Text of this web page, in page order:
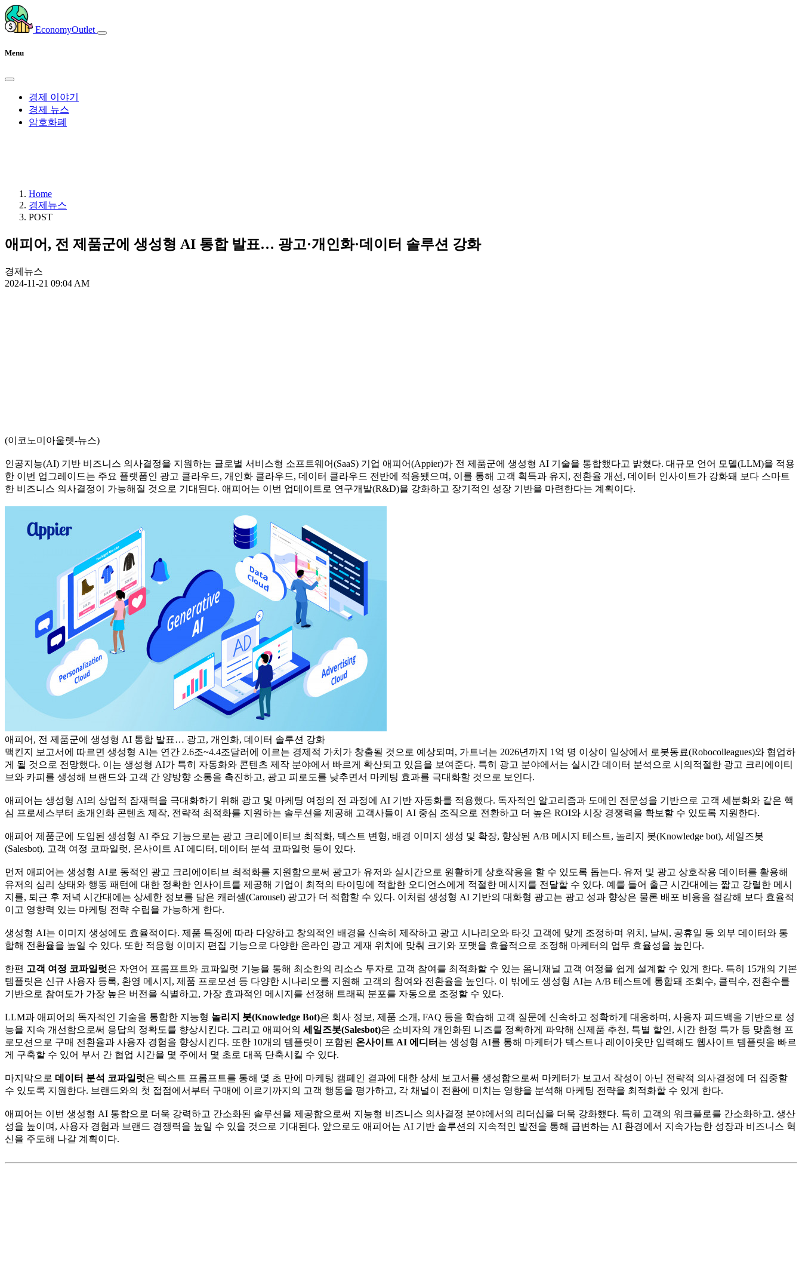
EconomyOutlet
Menu
경제 이야기
경제 뉴스
암호화폐
Home
경제뉴스
POST
애피어, 전 제품군에 생성형 AI 통합 발표… 광고·개인화·데이터 솔루션 강화
경제뉴스
2024-11-21 09:04 AM
(이코노미아울렛-뉴스)
인공지능(AI) 기반 비즈니스 의사결정을 지원하는 글로벌 서비스형 소프트웨어(SaaS) 기업 애피어(Appier)가 전 제품군에 생성형 AI 기술을 통합했다고 밝혔다. 대규모 언어 모델(LLM)을 적용
한 이번 업그레이드는 주요 플랫폼인 광고 클라우드, 개인화 클라우드, 데이터 클라우드 전반에 적용됐으며, 이를 통해 고객 획득과 유지, 전환율 개선, 데이터 인사이트가 강화돼 보다 스마트
한 비즈니스 의사결정이 가능해질 것으로 기대된다. 애피어는 이번 업데이트로 연구개발(R&D)을 강화하고 장기적인 성장 기반을 마련한다는 계획이다.
애피어, 전 제품군에 생성형 AI 통합 발표… 광고, 개인화, 데이터 솔루션 강화
맥킨지 보고서에 따르면 생성형 AI는 연간 2.6조~4.4조달러에 이르는 경제적 가치가 창출될 것으로 예상되며, 가트너는 2026년까지 1억 명 이상이 일상에서 로봇동료(Robocolleagues)와 협업하
게 될 것으로 전망했다. 이는 생성형 AI가 특히 자동화와 콘텐츠 제작 분야에서 빠르게 확산되고 있음을 보여준다. 특히 광고 분야에서는 실시간 데이터 분석으로 시의적절한 광고 크리에이티
브와 카피를 생성해 브랜드와 고객 간 양방향 소통을 촉진하고, 광고 피로도를 낮추면서 마케팅 효과를 극대화할 것으로 보인다.
애피어는 생성형 AI의 상업적 잠재력을 극대화하기 위해 광고 및 마케팅 여정의 전 과정에 AI 기반 자동화를 적용했다. 독자적인 알고리즘과 도메인 전문성을 기반으로 고객 세분화와 같은 핵
심 프로세스부터 초개인화 콘텐츠 제작, 전략적 최적화를 지원하는 솔루션을 제공해 고객사들이 AI 중심 조직으로 전환하고 더 높은 ROI와 시장 경쟁력을 확보할 수 있도록 지원한다.
애피어 제품군에 도입된 생성형 AI 주요 기능으로는 광고 크리에이티브 최적화, 텍스트 변형, 배경 이미지 생성 및 확장, 향상된 A/B 메시지 테스트, 놀리지 봇(Knowledge bot), 세일즈봇
(Salesbot), 고객 여정 코파일럿, 온사이트 AI 에디터, 데이터 분석 코파일럿 등이 있다.
먼저 애피어는 생성형 AI로 동적인 광고 크리에이티브 최적화를 지원함으로써 광고가 유저와 실시간으로 원활하게 상호작용을 할 수 있도록 돕는다. 유저 및 광고 상호작용 데이터를 활용해
유저의 심리 상태와 행동 패턴에 대한 정확한 인사이트를 제공해 기업이 최적의 타이밍에 적합한 오디언스에게 적절한 메시지를 전달할 수 있다. 예를 들어 출근 시간대에는 짧고 강렬한 메시
지를, 퇴근 후 저녁 시간대에는 상세한 정보를 담은 캐러셀(Carousel) 광고가 더 적합할 수 있다. 이처럼 생성형 AI 기반의 대화형 광고는 광고 성과 향상은 물론 배포 비용을 절감해 보다 효율적
이고 영향력 있는 마케팅 전략 수립을 가능하게 한다.
생성형 AI는 이미지 생성에도 효율적이다. 제품 특징에 따라 다양하고 창의적인 배경을 신속히 제작하고 광고 시나리오와 타깃 고객에 맞게 조정하며 위치, 날씨, 공휴일 등 외부 데이터와 통
합해 전환율을 높일 수 있다. 또한 적응형 이미지 편집 기능으로 다양한 온라인 광고 게재 위치에 맞춰 크기와 포맷을 효율적으로 조정해 마케터의 업무 효율성을 높인다.
한편 고객 여정 코파일럿은 자연어 프롬프트와 코파일럿 기능을 통해 최소한의 리소스 투자로 고객 참여를 최적화할 수 있는 옴니채널 고객 여정을 쉽게 설계할 수 있게 한다. 특히 15개의 기본
템플릿은 신규 사용자 등록, 환영 메시지, 제품 프로모션 등 다양한 시나리오를 지원해 고객의 참여와 전환율을 높인다. 이 밖에도 생성형 AI는 A/B 테스트에 통합돼 조회수, 클릭수, 전환수를
기반으로 참여도가 가장 높은 버전을 식별하고, 가장 효과적인 메시지를 선정해 트래픽 분포를 자동으로 조정할 수 있다.
LLM과 애피어의 독자적인 기술을 통합한 지능형 놀리지 봇(Knowledge Bot)은 회사 정보, 제품 소개, FAQ 등을 학습해 고객 질문에 신속하고 정확하게 대응하며, 사용자 피드백을 기반으로 성
능을 지속 개선함으로써 응답의 정확도를 향상시킨다. 그리고 애피어의 세일즈봇(Salesbot)은 소비자의 개인화된 니즈를 정확하게 파악해 신제품 추천, 특별 할인, 시간 한정 특가 등 맞춤형 프
로모션으로 구매 전환율과 사용자 경험을 향상시킨다. 또한 10개의 템플릿이 포함된 온사이트 AI 에디터 는 생성형 AI를 통해 마케터가 텍스트나 레이아웃만 입력해도 웹사이트 템플릿을 빠르
게 구축할 수 있어 부서 간 협업 시간을 몇 주에서 몇 초로 대폭 단축시킬 수 있다.
마지막으로 데이터 분석 코파일럿은 텍스트 프롬프트를 통해 몇 초 만에 마케팅 캠페인 결과에 대한 상세 보고서를 생성함으로써 마케터가 보고서 작성이 아닌 전략적 의사결정에 더 집중할
수 있도록 지원한다. 브랜드와의 첫 접점에서부터 구매에 이르기까지의 고객 행동을 평가하고, 각 채널이 전환에 미치는 영향을 분석해 마케팅 전략을 최적화할 수 있게 한다.
애피어는 이번 생성형 AI 통합으로 더욱 강력하고 간소화된 솔루션을 제공함으로써 지능형 비즈니스 의사결정 분야에서의 리더십을 더욱 강화했다. 특히 고객의 워크플로를 간소화하고, 생산
성을 높이며, 사용자 경험과 브랜드 경쟁력을 높일 수 있을 것으로 기대된다. 앞으로도 애피어는 AI 기반 솔루션의 지속적인 발전을 통해 급변하는 AI 환경에서 지속가능한 성장과 비즈니스 혁
신을 주도해 나갈 계획이다.